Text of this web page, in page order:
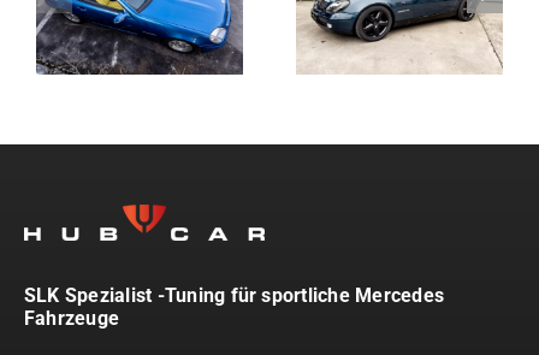
SLK Spezialist -Tuning für sportliche Mercedes
Fahrzeuge